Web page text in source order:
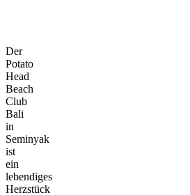
Der
Potato
Head
Beach
Club
Bali
in
Seminyak
ist
ein
lebendiges
Herzstück